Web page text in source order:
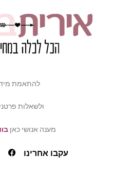
להתאמת
ולשאלות
מענה אנושי כאן
עקבו אחרינו